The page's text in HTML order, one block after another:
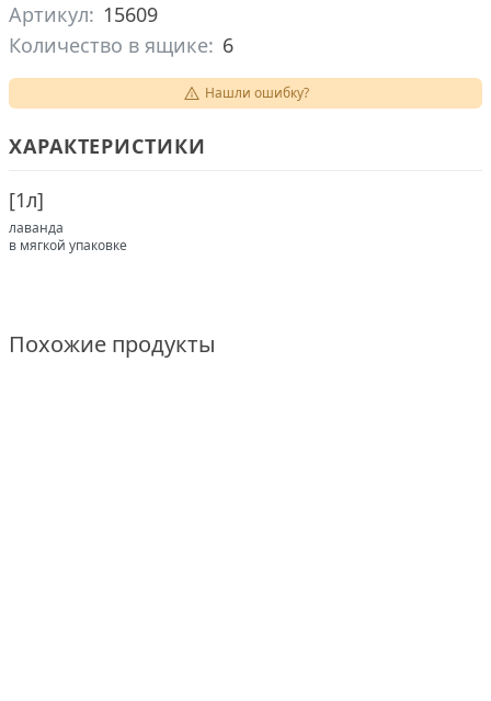
Артикул: 15609
Количество в ящике: 6
Нашли ошибку?
ХАРАКТЕРИСТИКИ
[1л]
лаванда
в мягкой упаковке
Похожие продукты